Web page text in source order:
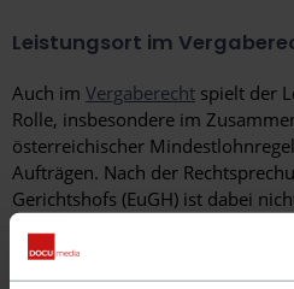
Leistungsort im
Auch im Vergaberecht spielt der
Rolle, insbesondere im
österreichischer
Aufträgen. Nach der
Gerichtshofs (EuGH) ist dabei
Erfüllungsort, sondern der
maßgeblich.